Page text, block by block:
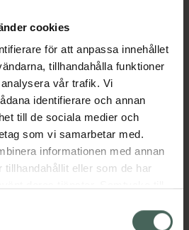
cookies
för att anpassa innehållet
tillhandahålla funktioner
vår trafik. Vi
identifierare och annan
till de sociala medier och
som vi samarbetar med.
informationen med annan
tillhandahållit eller som de har
webbplatsens